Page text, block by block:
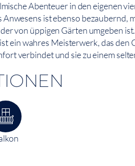
Abenteuer in den eigenen
Anwesens ist ebenso bezaubernd,
von üppigen Gärten umgeben
ein wahres Meisterwerk, das den
verbindet und sie zu einem